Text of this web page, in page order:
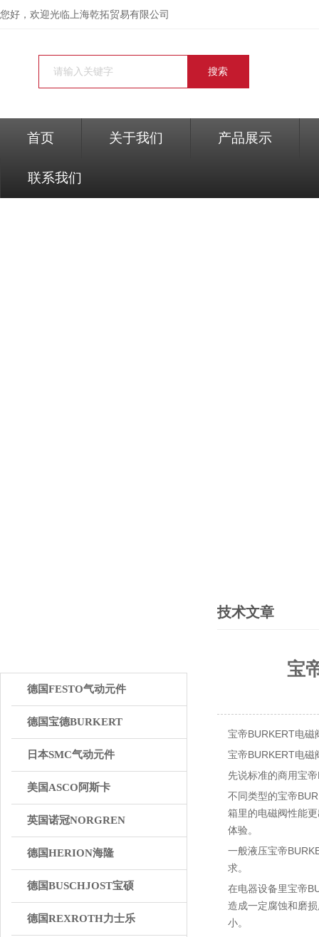
您好，欢迎光临上海乾拓贸易有限公司
首页 关于我们 产品展示
联系我们
德国FESTO气动元件
德国宝德BURKERT
日本SMC气动元件
美国ASCO阿斯卡
英国诺冠NORGREN
德国HERION海隆
德国BUSCHJOST宝硕
德国REXROTH力士乐
技术文章
宝
宝帝BURKERT电磁
宝帝BURKERT电
先说标准的商用宝
不同类型的宝帝
箱里的电磁阀性能
体验。
一般液压宝帝
求。
在电器设备里宝帝
造成一定腐蚀和磨
小。